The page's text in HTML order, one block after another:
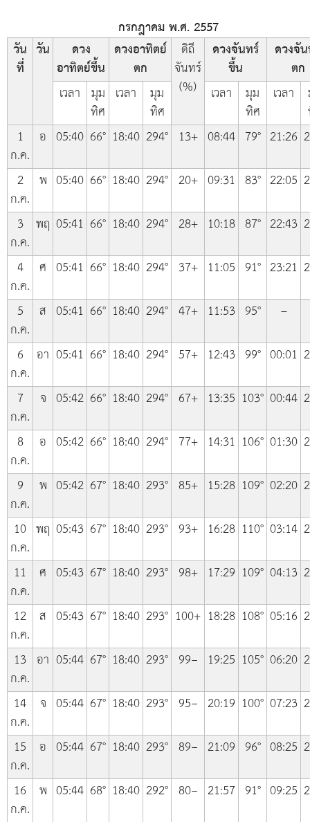
กรกฎาคม พ.ศ. 2557
วัน
ที่
วัน ดวง
อาทิตย์ขึ้น
ดวงอาทิตย์
ตก
ดิถี
จันทร์
(%)
ดวงจันทร์
ขึ้น
ดวงจั
ตก
เวลา มุม
ทิศ
เวลา มุม
ทิศ
เวลา มุม
ทิศ
เวลา
1
ก.ค.
อ 05:40 66° 18:40 294° 13+ 08:44 79° 21:26
2
ก.ค.
พ 05:40 66° 18:40 294° 20+ 09:31 83° 22:05
3
ก.ค.
พฤ 05:41 66° 18:40 294° 28+ 10:18 87° 22:43
4
ก.ค.
ศ 05:41 66° 18:40 294° 37+ 11:05 91° 23:21
5
ก.ค.
ส 05:41 66° 18:40 294° 47+ 11:53 95°
–
6
ก.ค.
อา 05:41 66° 18:40 294° 57+ 12:43 99° 00:01
7
ก.ค.
จ 05:42 66° 18:40 294° 67+ 13:35 103° 00:44
8
ก.ค.
อ 05:42 66° 18:40 294° 77+ 14:31 106° 01:30
9
ก.ค.
พ 05:42 67° 18:40 293° 85+ 15:28 109° 02:20
10
ก.ค.
พฤ 05:43 67° 18:40 293° 93+ 16:28 110° 03:14
11
ก.ค.
ศ 05:43 67° 18:40 293° 98+ 17:29 109° 04:13
12
ก.ค.
ส 05:43 67° 18:40 293° 100+ 18:28 108° 05:16
13
ก.ค.
อา 05:44 67° 18:40 293° 99− 19:25 105° 06:20
14
ก.ค.
จ 05:44 67° 18:40 293° 95− 20:19 100° 07:23
15
ก.ค.
อ 05:44 67° 18:40 293° 89− 21:09 96° 08:25
16
ก.ค.
พ 05:44 68° 18:40 292° 80− 21:57 91° 09:25